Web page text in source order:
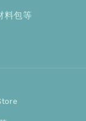
料包等